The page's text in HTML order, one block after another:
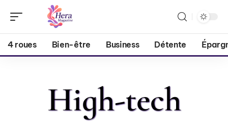
4 roues Bien-être Business Détente
High-tech